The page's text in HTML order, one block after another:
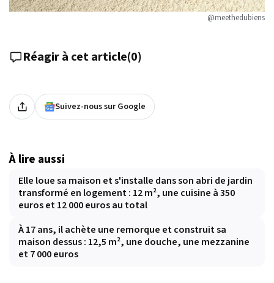
@meethedubiens
Réagir à cet article(0)
Suivez-nous sur Google
À lire aussi
Elle loue sa maison et s'installe dans son abri de jardin
transformé en logement : 12 m², une cuisine à 350
euros et 12 000 euros au total
À 17 ans, il achète une remorque et construit sa
maison dessus : 12,5 m², une douche, une mezzanine
et 7 000 euros